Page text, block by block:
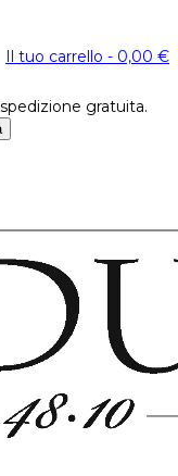
Il tuo carrello - 0,00 €
gratuita.